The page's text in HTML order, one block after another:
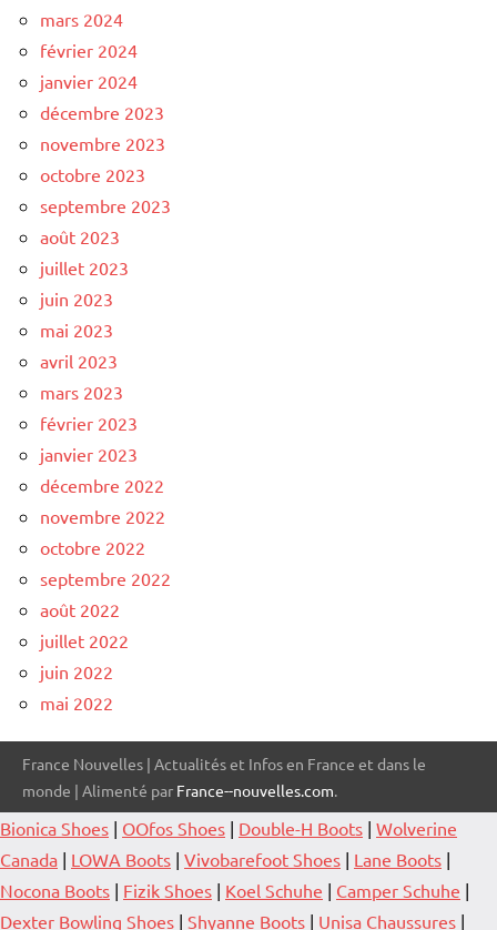
mars 2024
février 2024
janvier 2024
décembre 2023
novembre 2023
octobre 2023
septembre 2023
août 2023
juillet 2023
juin 2023
mai 2023
avril 2023
mars 2023
février 2023
janvier 2023
décembre 2022
novembre 2022
octobre 2022
septembre 2022
août 2022
juillet 2022
juin 2022
mai 2022
France Nouvelles | Actualités et Infos en France et dans le
monde | Alimenté par France--nouvelles.com.
Bionica Shoes | OOfos Shoes | Double-H Boots | Wolverine
Canada | LOWA Boots | Vivobarefoot Shoes | Lane Boots |
Nocona Boots | Fizik Shoes | Koel Schuhe | Camper Schuhe |
Dexter Bowling Shoes | Shyanne Boots | Unisa Chaussures |